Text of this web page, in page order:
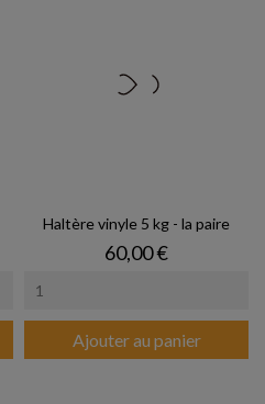
Haltère vinyle 5 kg - la paire
Prix
60,00 €
Ajouter au panier